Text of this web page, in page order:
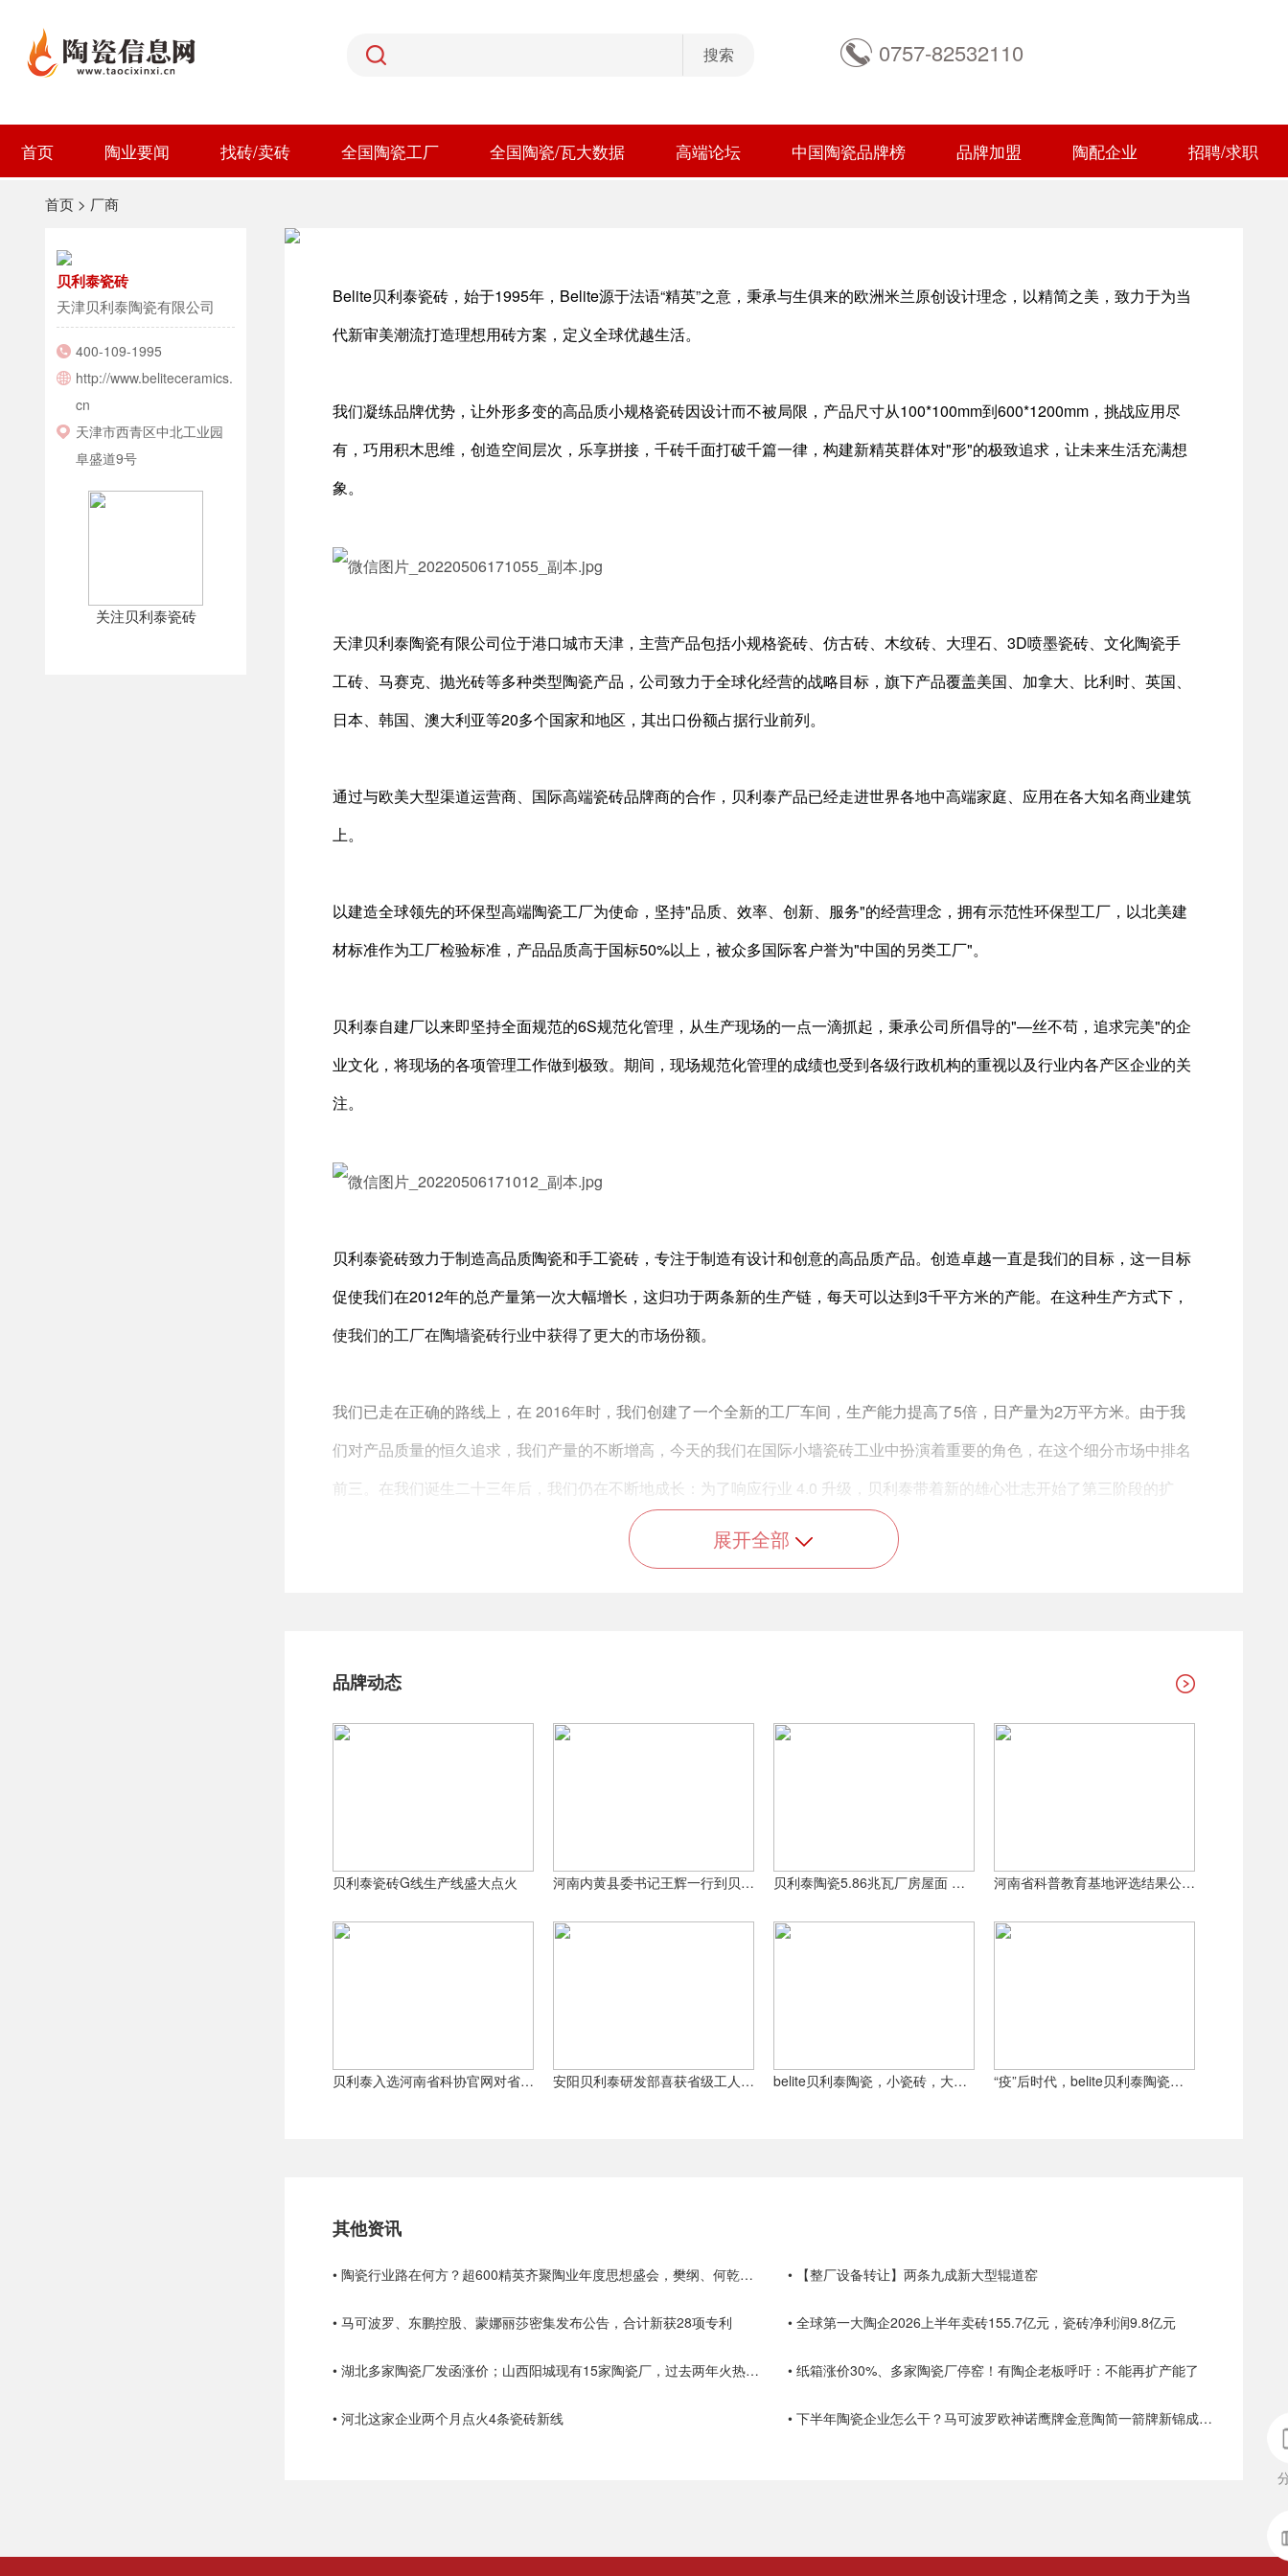
0757-82532110
首页 陶业要闻 找砖/卖砖 全国陶瓷工厂 全国陶瓷/瓦大数据 高端论坛 中国陶瓷品牌榜 品牌加盟 陶配企业 招聘/求职
首页 > 厂商
贝利泰瓷砖
天津贝利泰陶瓷有限公司
400-109-1995
http://www.beliteceramics.
cn
天津市西青区中北工业园
阜盛道9号
关注贝利泰瓷砖
Belite贝利泰瓷砖，始于1995年，Belite源于法语“精英”之意，秉承与生俱来的欧洲米兰原创设计理念，以精简之美，致力于为当
代新审美潮流打造理想用砖方案，定义全球优越生活。
我们凝练品牌优势，让外形多变的高品质小规格瓷砖因设计而不被局限，产品尺寸从100*100mm到600*1200mm，挑战应用尽
有，巧用积木思维，创造空间层次，乐享拼接，千砖千面打破千篇一律，构建新精英群体对"形"的极致追求，让未来生活充满想
象。
天津贝利泰陶瓷有限公司位于港口城市天津，主营产品包括小规格瓷砖、仿古砖、木纹砖、大理石、3D喷墨瓷砖、文化陶瓷手
工砖、马赛克、抛光砖等多种类型陶瓷产品，公司致力于全球化经营的战略目标，旗下产品覆盖美国、加拿大、比利时、英国、
日本、韩国、澳大利亚等20多个国家和地区，其出口份额占据行业前列。
通过与欧美大型渠道运营商、国际高端瓷砖品牌商的合作，贝利泰产品已经走进世界各地中高端家庭、应用在各大知名商业建筑
上。
以建造全球领先的环保型高端陶瓷工厂为使命，坚持"品质、效率、创新、服务"的经营理念，拥有示范性环保型工厂，以北美建
材标准作为工厂检验标准，产品品质高于国标50%以上，被众多国际客户誉为"中国的另类工厂"。
贝利泰自建厂以来即坚持全面规范的6S规范化管理，从生产现场的一点一滴抓起，秉承公司所倡导的"—丝不苟，追求完美"的企
业文化，将现场的各项管理工作做到极致。期间，现场规范化管理的成绩也受到各级行政机构的重视以及行业内各产区企业的关
注。
贝利泰瓷砖致力于制造高品质陶瓷和手工瓷砖，专注于制造有设计和创意的高品质产品。创造卓越一直是我们的目标，这一目标
促使我们在2012年的总产量第一次大幅增长，这归功于两条新的生产链，每天可以达到3千平方米的产能。在这种生产方式下，
使我们的工厂在陶墙瓷砖行业中获得了更大的市场份额。
我们已走在正确的路线上，在 2016年时，我们创建了一个全新的工厂车间，生产能力提高了5倍，日产量为2万平方米。由于我
们对产品质量的恒久追求，我们产量的不断增高，今天的我们在国际小墙瓷砖工业中扮演着重要的角色，在这个细分市场中排名
前三。在我们诞生二十三年后，我们仍在不断地成长：为了响应行业 4.0 升级，贝利泰带着新的雄心壮志开始了第三阶段的扩
得益于这一创新，到2019年底，我们将能够在一天内生产3万平方米的小尺寸墙瓷砖，成为这一细分市场中全球最大的工厂。另
展开全部
品牌动态
贝利泰瓷砖G线生产线盛大点火 河南内黄县委书记王辉一行到贝利泰陶瓷调研指导 贝利泰陶瓷5.86兆瓦厂房屋面 光伏发电项目并网发电 河南省科普教育基地评选结果公布 ——内黄“贝利泰”榜上有名
贝利泰入选河南省科协官网对省科普教育基地 安阳贝利泰研发部喜获省级工人先锋号荣誉 belite贝利泰陶瓷，小瓷砖，大不同 “疫”后时代，belite贝利泰陶瓷，率先打响健康保卫战
其他资讯
• 陶瓷行业路在何方？超600精英齐聚陶业年度思想盛会，樊纲、何乾、龙建刚献智破局 • 【整厂设备转让】两条九成新大型辊道窑
• 马可波罗、东鹏控股、蒙娜丽莎密集发布公告，合计新获28项专利 • 全球第一大陶企2026上半年卖砖155.7亿元，瓷砖净利润9.8亿元
• 湖北多家陶瓷厂发函涨价；山西阳城现有15家陶瓷厂，过去两年火热技改 • 纸箱涨价30%、多家陶瓷厂停窑！有陶企老板呼吁：不能再扩产能了
• 河北这家企业两个月点火4条瓷砖新线 • 下半年陶瓷企业怎么干？马可波罗欧神诺鹰牌金意陶简一箭牌新锦成宏宇太阳瑞阳……